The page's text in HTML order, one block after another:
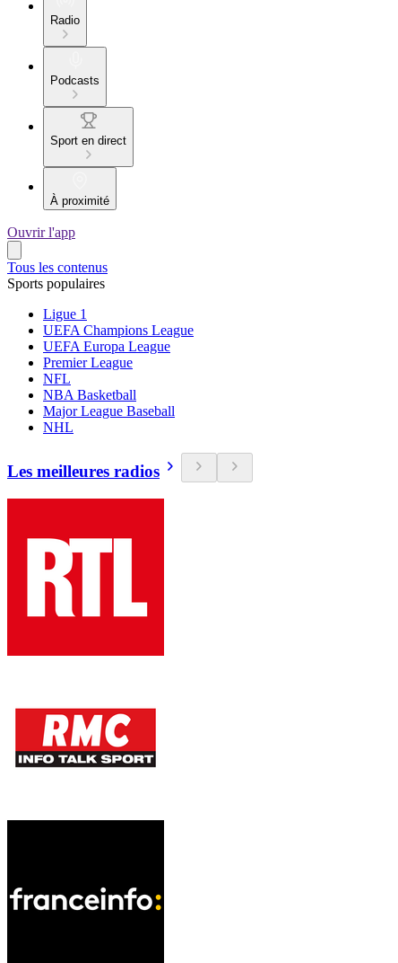
Radio
Podcasts
Sport en direct
À proximité
Ouvrir l'app
Tous les contenus
Sports populaires
Ligue 1
UEFA Champions League
UEFA Europa League
Premier League
NFL
NBA Basketball
Major League Baseball
NHL
Les meilleures radios